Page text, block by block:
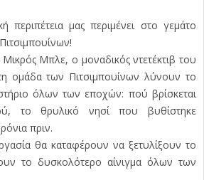
περιπέτεια μας περιμένει στο γεμάτο
Μπλε, ο μοναδικός ντετέκτιβ του
ομάδα των Πιτσιμπουίνων λύνουν το
όλων των εποχών: πού βρίσκεται
το θρυλικό νησί που βυθίστηκε
πριν.
θα καταφέρουν να ξετυλίξουν το
το δυσκολότερο αίνιγμα όλων των